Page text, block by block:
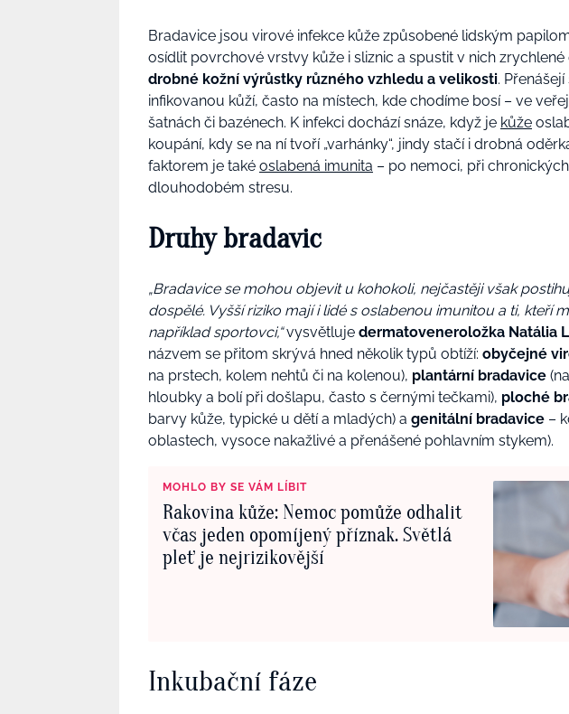
Bradavice jsou virové infekce kůže způsobené lidským
osídlit povrchové vrstvy kůže i sliznic a spustit v nich
drobné kožní výrůstky různého vzhledu a velikosti.
infikovanou kůží, často na místech, kde chodíme bosí – ve
šatnách či bazénech. K infekci dochází snáze, když je kůže
koupání, kdy se na ní tvoří „varhánky“, jindy stačí i drobná
faktorem je také oslabená imunita – po nemoci, při
dlouhodobém stresu.
Druhy bradavic
„Bradavice se mohou objevit u kohokoli, nejčastěji však
dospělé. Vyšší riziko mají i lidé s oslabenou imunitou a ti, kteří
například sportovci,“vysvětluje dermatoveneroložka Natália
názvem se přitom skrývá hned několik typů obtíží: obyčejné
na prstech, kolem nehtů či na kolenou), plantární bradavice
hloubky a bolí při došlapu, často s černými tečkami), ploché
barvy kůže, typické u dětí a mladých) a genitální bradavice –
oblastech, vysoce nakažlivé a přenášené pohlavním stykem).
MOHLO BY SE VÁM LÍBIT
Rakovina kůže: Nemoc pomůže odhalit
včas jeden opomíjený příznak. Světlá
pleť je nejrizikovější
Inkubační fáze